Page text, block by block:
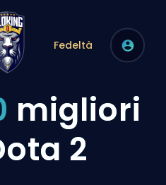
Fedeltà
migliori
2